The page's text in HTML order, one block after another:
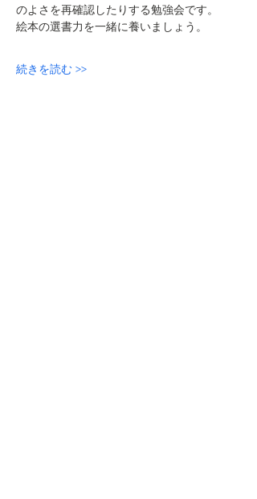
のよさを再確認したりする勉強会です。
絵本の選書力を一緒に養いましょう。
続きを読む >>